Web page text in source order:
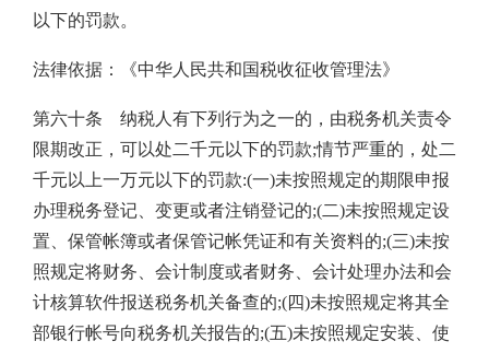
以下的罚款。
法律依据：《中华人民共和国税收征收管理法》
第六十条 纳税人有下列行为之一的，由税务机关责令
限期改正，可以处二千元以下的罚款;情节严重的，处二
千元以上一万元以下的罚款:(一)未按照规定的期限申报
办理税务登记、变更或者注销登记的;(二)未按照规定设
置、保管帐簿或者保管记帐凭证和有关资料的;(三)未按
照规定将财务、会计制度或者财务、会计处理办法和会
计核算软件报送税务机关备查的;(四)未按照规定将其全
部银行帐号向税务机关报告的;(五)未按照规定安装、使